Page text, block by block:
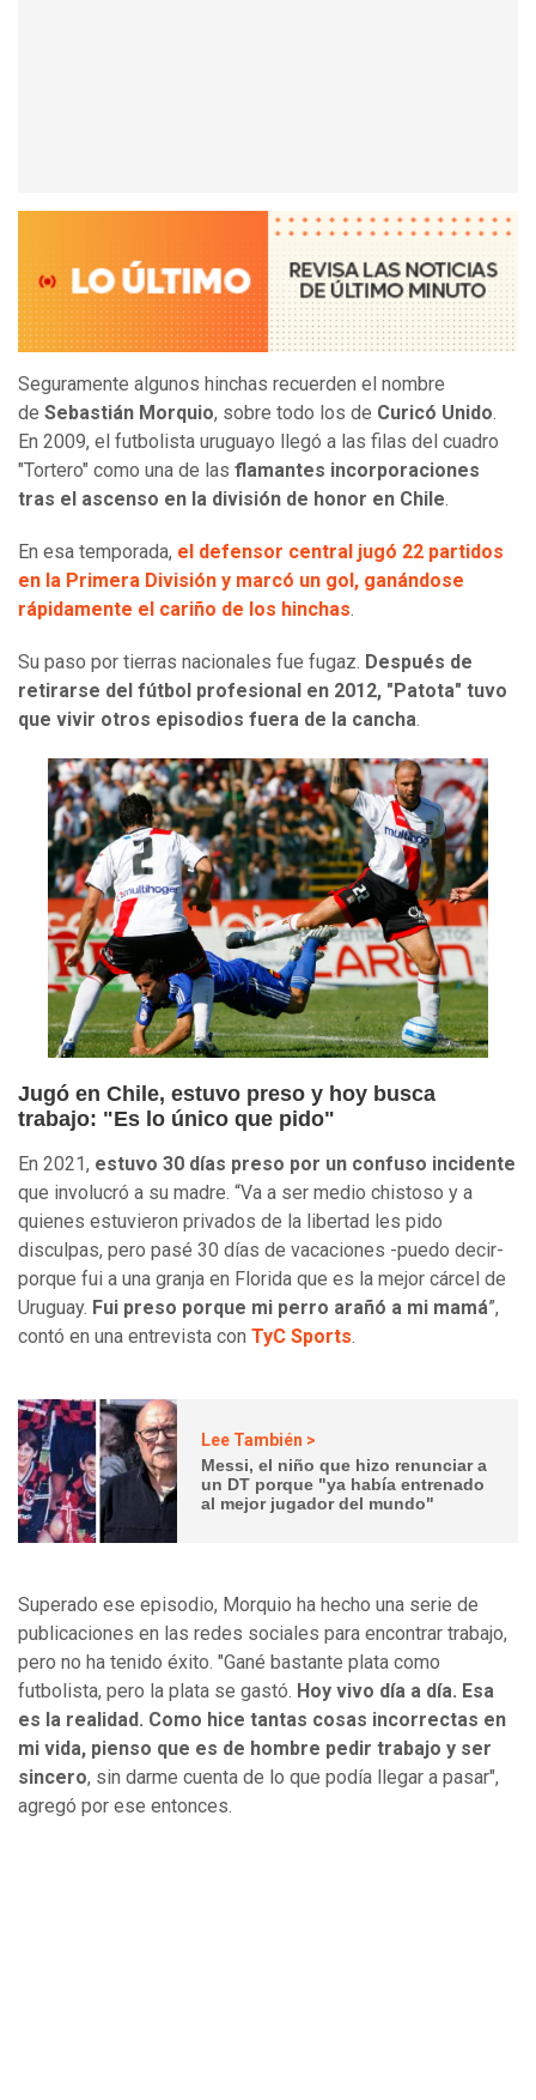
Seguramente algunos hinchas recuerden el nombre
de Sebastián Morquio, sobre todo los de Curicó Unido.
En 2009, el futbolista uruguayo llegó a las filas del cuadro
"Tortero" como una de las flamantes incorporaciones
tras el ascenso en la división de honor en Chile.
En esa temporada, el defensor central jugó 22 partidos
en la Primera División y marcó un gol, ganándose
rápidamente el cariño de los hinchas.
Su paso por tierras nacionales fue fugaz. Después de
retirarse del fútbol profesional en 2012, "Patota" tuvo
que vivir otros episodios fuera de la cancha.
Jugó en Chile, estuvo preso y hoy busca
trabajo: "Es lo único que pido"
En 2021, estuvo 30 días preso por un confuso incidente
que involucró a su madre. “Va a ser medio chistoso y a
quienes estuvieron privados de la libertad les pido
disculpas, pero pasé 30 días de vacaciones -puedo decir-
porque fui a una granja en Florida que es la mejor cárcel de
Uruguay. Fui preso porque mi perro arañó a mi mamá”,
contó en una entrevista con TyC Sports.
Lee También >
Messi, el niño que hizo renunciar a
un DT porque "ya había entrenado
al mejor jugador del mundo"
Superado ese episodio, Morquio ha hecho una serie de
publicaciones en las redes sociales para encontrar trabajo,
pero no ha tenido éxito. "Gané bastante plata como
futbolista, pero la plata se gastó. Hoy vivo día a día. Esa
es la realidad. Como hice tantas cosas incorrectas en
mi vida, pienso que es de hombre pedir trabajo y ser
sincero, sin darme cuenta de lo que podía llegar a pasar",
agregó por ese entonces.